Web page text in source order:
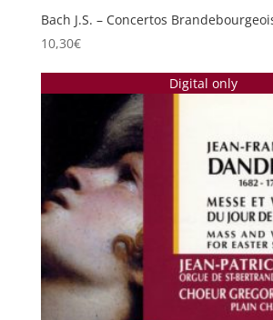
Bach J.S. – Concertos
10,30€
Digital only